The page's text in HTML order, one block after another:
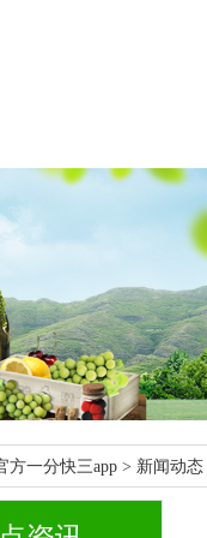
方一分快三app > 新闻动态